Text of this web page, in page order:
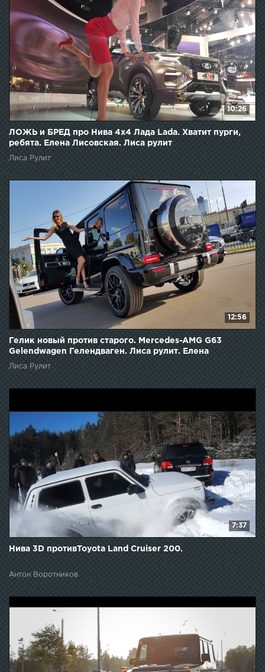
10:26
ЛОЖЬ и БРЕД про Нива 4х4 Лада Lada. Хватит пурги,
ребята. Елена Лисовская. Лиса рулит
Лиса Рулит
12:56
Гелик новый против старого. Mercedes-AMG G63
Gelendwagen Гелендваген. Лиса рулит. Елена
Лисовская
Лиса Рулит
7:37
Нива 3D противToyota Land Cruiser 200.
Антон Воротников